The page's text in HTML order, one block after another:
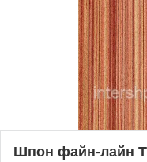
Шпон файн-лайн